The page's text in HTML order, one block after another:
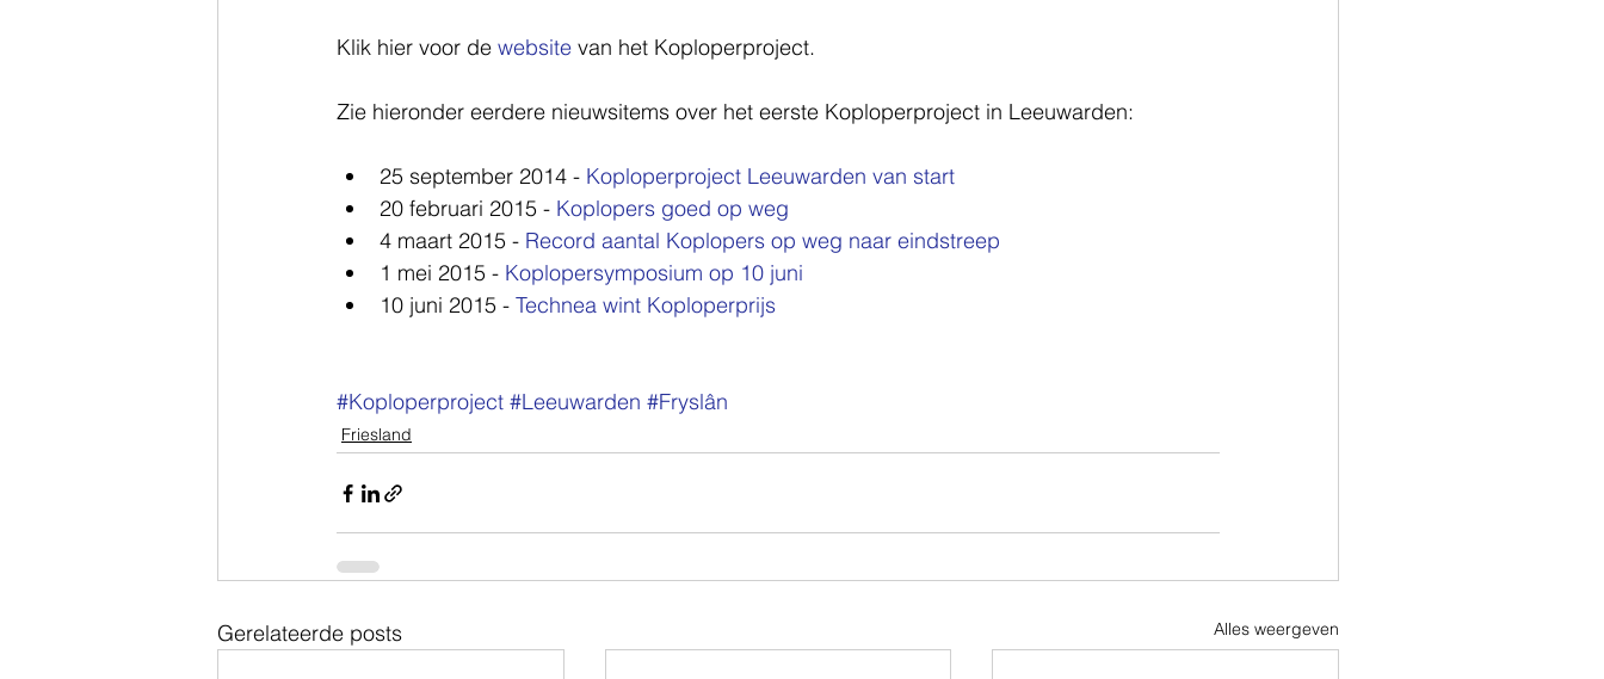
Klik hier voor de website van het Koploperproject.
Zie hieronder eerdere nieuwsitems over het eerste Koploperproject in Leeuwarden:
25 september 2014 - Koploperproject Leeuwarden van start
20 februari 2015 - Koplopers goed op weg
4 maart 2015 - Record aantal Koplopers op weg naar eindstreep
1 mei 2015 - Koplopersymposium op 10 juni
10 juni 2015 - Technea wint Koploperprijs
#Koploperproject #Leeuwarden #Fryslân
Friesland
Gerelateerde posts Alles weergeven